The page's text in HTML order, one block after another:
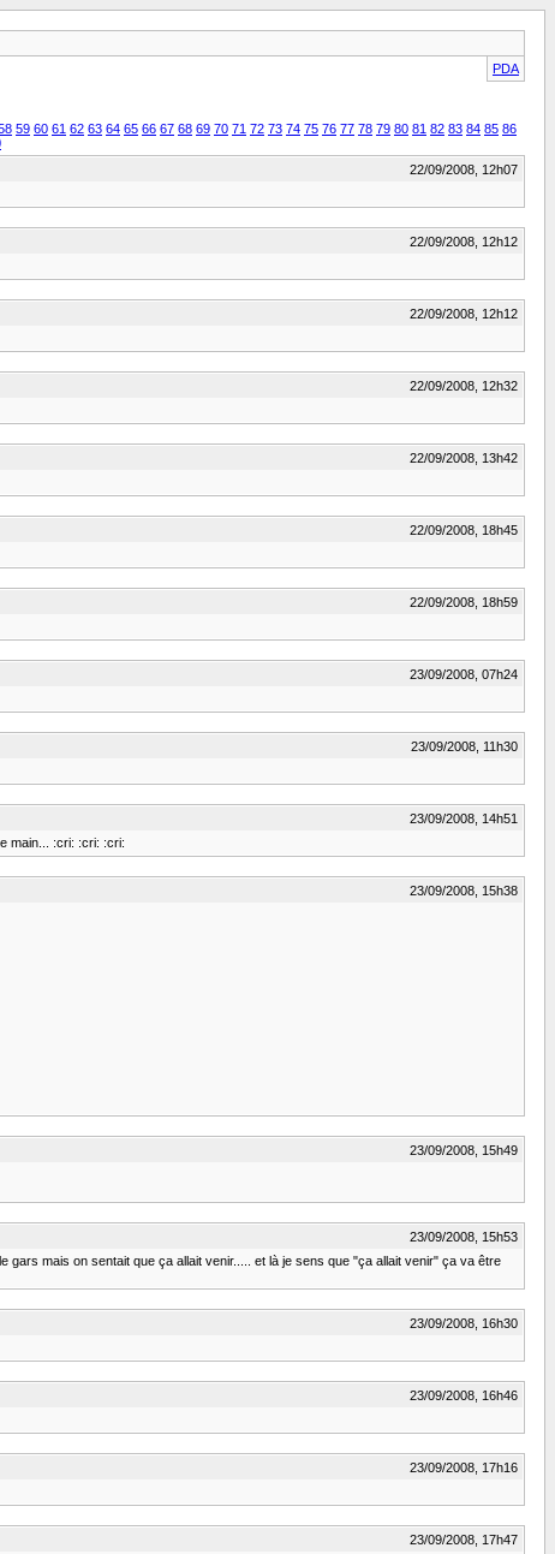
PDA
59 60 61 62 63 64 65 66 67 68 69 70 71 72 73 74 75 76 77 78 79 80 81 82 83 84 85 86
22/09/2008, 12h07
22/09/2008, 12h12
22/09/2008, 12h12
22/09/2008, 12h32
22/09/2008, 13h42
22/09/2008, 18h45
22/09/2008, 18h59
23/09/2008, 07h24
23/09/2008, 11h30
23/09/2008, 14h51
main... :cri: :cri: :cri:
23/09/2008, 15h38
23/09/2008, 15h49
23/09/2008, 15h53
mais on sentait que ça allait venir..... et là je sens que "ça allait venir" ça va être
23/09/2008, 16h30
23/09/2008, 16h46
23/09/2008, 17h16
23/09/2008, 17h47